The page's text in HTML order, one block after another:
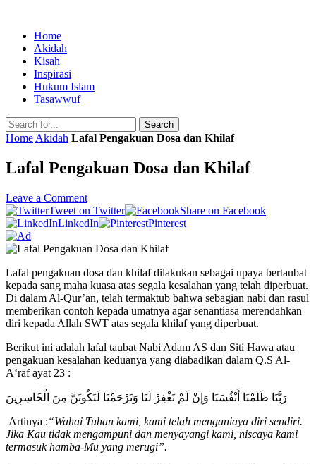
Home
Akidah
Kisah
Inspirasi
Hukum Islam
Tasawwuf
Search
Home Akidah Lafal Pengakuan Dosa dan Khilaf
Lafal Pengakuan Dosa dan Khilaf
Leave a Comment
Tweet on Twitter
Share on Facebook
LinkedIn
Pinterest
Lafal pengakuan dosa dan khilaf dilakukan sebagai upaya bertaubat
kepada sang maha kuasa atas segala kesalahan yang telah diperbuat.
Di dalam Al-Qur’an, telah termaktub bahwa sebagian nabi dan rasul
memberikan contoh kepada umatnya agar senantiasa merendahkan
diri kepada Allah SWT atas segala khilaf yang diperbuat.
Berikut ini adalah lafal taubat Nabi Adam AS dan Siti Hawa atau
pengakuan kesalahan keduanya yang diabadikan dalam Q.S Al-
A‘raf ayat 23 :
رَبَّنَا ظَلَمْنَا أَنْفُسَنَا وَإِنْ لَمْ تَغْفِرْ لَنَا وَتَرْحَمْنَا لَنَكُونَنَّ مِنَ الْخَاسِرِينَ
Artinya :“Wahai Tuhan kami, kami telah menganiaya diri sendiri.
Jika Kau tidak mengampuni dan menyayangi kami, niscaya kami
termasuk hamba-Mu yang merugi”.